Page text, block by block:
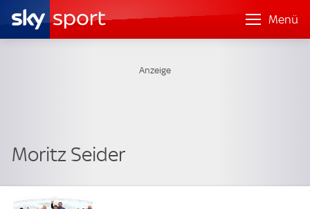
Menü
Moritz Seider